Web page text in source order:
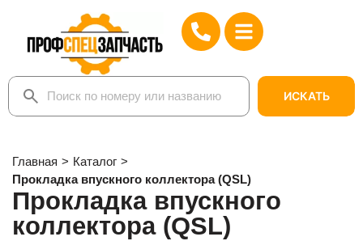
ИСКАТЬ
Главная > Каталог >
Прокладка впускного коллектора (QSL)
Прокладка впускного
коллектора (QSL)